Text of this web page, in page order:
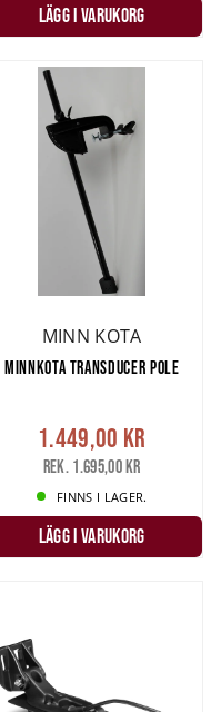
pimpelfisket så är en
finns isgivare med
.
vad du ska välja så tveka
kundservice
LÄGG I VARUKORG
MINN KOTA
MINNKOTA TRANSDUCER POLE
1.449,00 kr
Rek. 1.695,00 kr
FINNS I LAGER.
LÄGG I VARUKORG